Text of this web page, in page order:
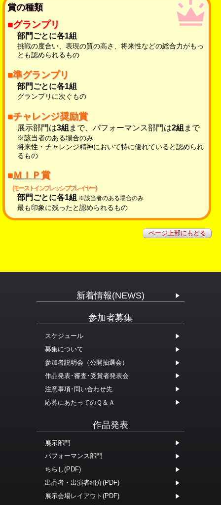
賞の種類
■グランプリ
部門ごとに各1組
挑戦の度合い、表現の質の高さ、将来性などの総合力がもっ
とも認められるもの
■準グランプリ
部門ごとに各1組
グランプリに次ぐもの
■チャレンジ奨励賞
展示部門は3組 まで、パフォーマンス部門は2組 まで
※該当者のある場合のみ
将来性・チャレンジ精神において特に優れていると認められ
るもの
■ＭＩＰ賞
(モーストインプレッシブプレイヤー)
部門ごとに各1組 ※該当者のある場合のみ
最も印象に残ったと認められるもの
ページ上部にもどる
新着情報(NEWS)
参加者募集
スケジュール
募集について
参加者説明会（公開抽選会）
作品発表･審査･受賞者発表会
注意事項･問い合わせ先
応募にあたってのＱ＆Ａ
作品発表
展示部門
パフォーマンス部門
ちらし(PDF)
出品者・出演者紹介(PDF)
展示会場レイアウト(PDF)